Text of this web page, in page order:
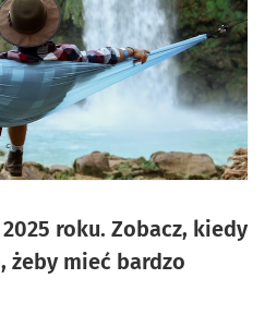
roku. Zobacz, kiedy
mieć bardzo